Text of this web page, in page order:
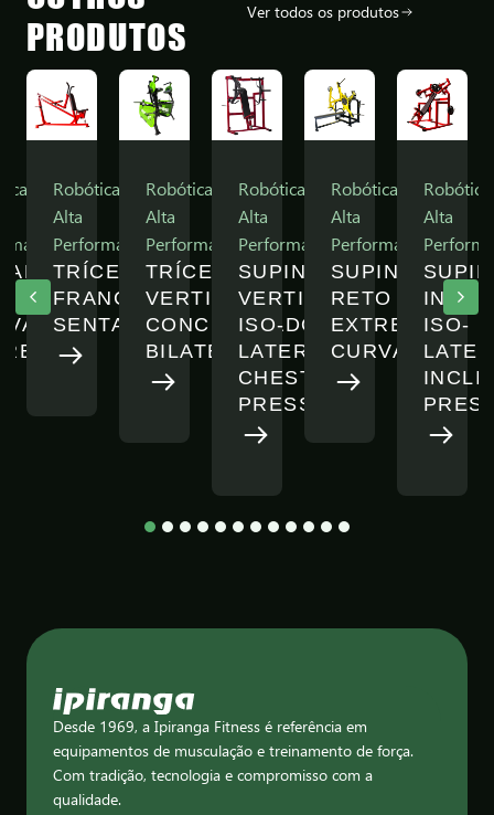
PRODUTOS
Ver todos os produtos
Robótica
Alta
Performance
TRÍCEPS
FRANCÊS
SENTADO
Robótica
Alta
Performance
TRÍCEPS
VERTICAL
CONCENTRADO
BILATERAL
Robótica
Alta
Performance
SUPINO
VERTICAL
ISO-
LATERAL
CHEST
PRESS
Robótica
Alta
Performance
SUPINO
RETO
EXTREME
CURVADA
Robótica
Alta
ISO-
4 5 6 7 8 9 10 11 12
Desde 1969, a Ipiranga Fitness é referência em
equipamentos de musculação e treinamento de força.
Com tradição, tecnologia e compromisso com a
qualidade.